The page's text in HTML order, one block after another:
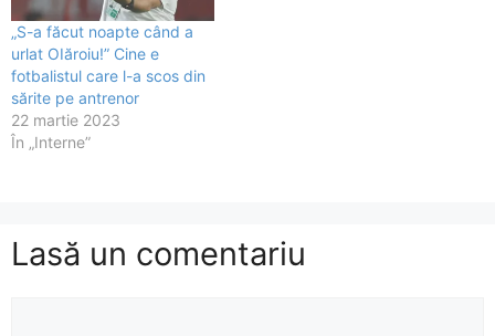
„S-a făcut noapte când a
urlat OIăroiu!” Cine e
fotbalistul care l-a scos din
sărite pe antrenor
22 martie 2023
În „Interne”
Lasă un comentariu